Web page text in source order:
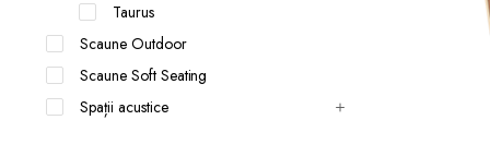
Taurus
Scaune Outdoor
Scaune Soft Seating
Spații acustice